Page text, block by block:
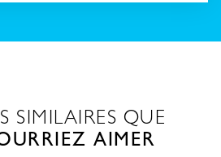
SIMILAIRES QUE
AIMER